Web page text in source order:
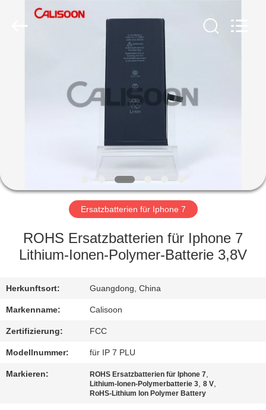
PRODUKTE
ÜBER
UNS
FABRIK
TOUR
QUALITÄTSKONTROLLE
REFERENZEN
Yoodertumn
Ersatzbatterien für Iphone 7
ROHS Ersatzbatterien für Iphone 7
Lithium-Ionen-Polymer-Batterie 3,8V
Herkunftsort: Guangdong, China
Markenname: Calisoon
Zertifizierung: FCC
Modellnummer: für IP 7 PLU
Markieren: ROHS Ersatzbatterien für Iphone 7,
Lithium-Ionen-Polymerbatterie 3,8 V,
RoHS-Lithium Ion Polymer Battery